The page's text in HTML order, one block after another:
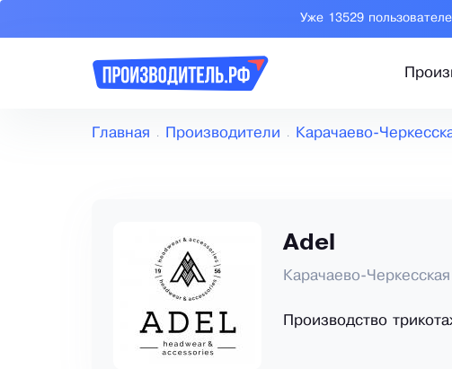
Уже 13529
Главная Производители Карачаево-
Adel
Карачаево-
Производство